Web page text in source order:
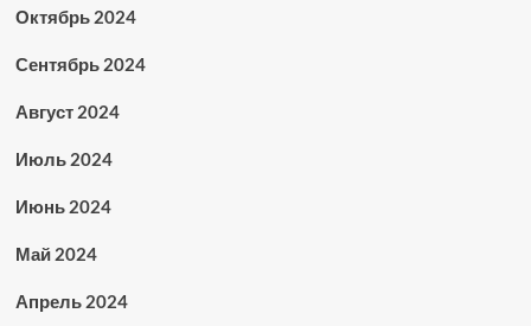
Октябрь 2024
Сентябрь 2024
Август 2024
Июль 2024
Июнь 2024
Май 2024
Апрель 2024